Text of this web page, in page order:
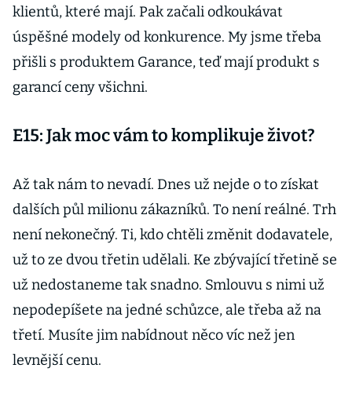
klientů, které mají. Pak začali odkoukávat
úspěšné modely od konkurence. My jsme třeba
přišli s produktem Garance, teď mají produkt s
garancí ceny všichni.
E15: Jak moc vám to komplikuje život?
Až tak nám to nevadí. Dnes už nejde o to získat
dalších půl milionu zákazníků. To není reálné. Trh
není nekonečný. Ti, kdo chtěli změnit dodavatele,
už to ze dvou třetin udělali. Ke zbývající třetině se
už nedostaneme tak snadno. Smlouvu s nimi už
nepodepíšete na jedné schůzce, ale třeba až na
třetí. Musíte jim nabídnout něco víc než jen
levnější cenu.